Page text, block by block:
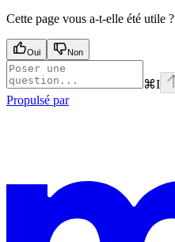
Cette page vous a-t-elle été utile ?
Oui Non
⌘I
Propulsé par